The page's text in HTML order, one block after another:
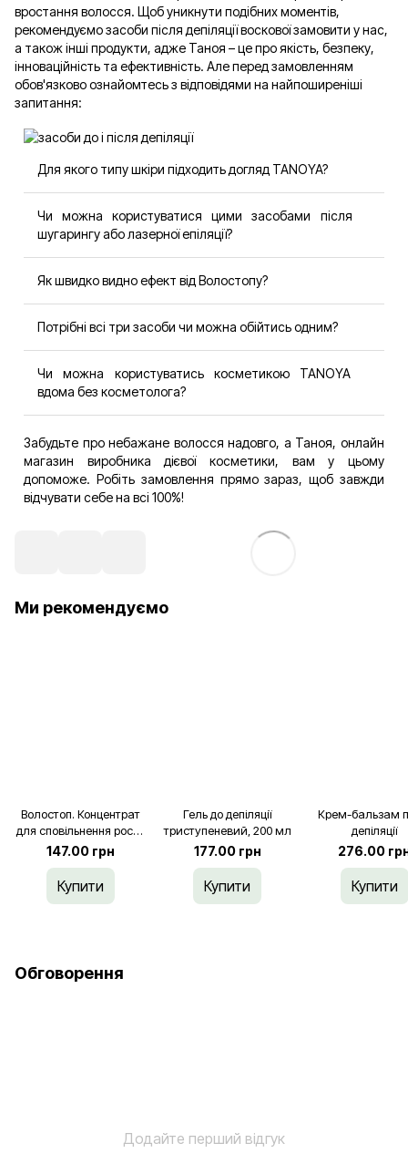
вростання волосся. Щоб уникнути подібних моментів,
рекомендуємо засоби після депіляції воскової замовити у нас,
а також інші продукти, адже Таноя – це про якість, безпеку,
інноваційність та ефективність. Але перед замовленням
обов'язково ознайомтесь з відповідями на найпоширеніші
запитання:
Для якого типу шкіри підходить догляд TANOYA?
формули протестовані косметологами й не містять
агресивних компонентів. Тож кожен має змогу
замовити косметику для догляду за тілом та обличчям
на tanoya.ua відповідно до конкретних потреб.
Чи можна користуватися цими засобами після
шугарингу або лазерної епіляції?
типів депіляції – воскової, шугарингу, лазерної,
електроепіляції, гоління тощо.
Як швидко видно ефект від Волостопу?
Волосся росте повільніше, стає тоншим, а шкіра
виглядає доглянутою довше.
Потрібні всі три засоби чи можна обійтись одним?
гель до – для підготовки, флюїд після – для
заспокоєння, Волостоп – для уповільнення росту
волосся. Проте ви можете обирати продукцію залежно
Чи можна користуватись косметикою TANOYA
вдома без косметолога?
нанесення й підходять для домашнього використання.
А якщо вам потрібен флюїд, концентрат, гель чи олійка
після депіляції, купити які ви вирішили у нас, але
виникають певні труднощі з вибором, скористайтесь
Забудьте про небажане волосся надовго, а Таноя, онлайн
магазин виробника дієвої косметики, вам у цьому
допоможе. Робіть замовлення прямо зараз, щоб завжди
відчувати себе на всі 100%!
Ми рекомендуємо
Волостоп. Концентрат
для сповільнення росту
волосся
147.00 грн
Купити
Гель до депіляції
триступеневий, 200 мл
177.00 грн
Купити
Крем-бальзам
депіляції
276.00
Купити
Обговорення
Додайте перший відгук